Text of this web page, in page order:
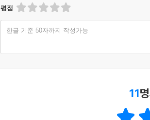
평점
한글 기준 50자까지 작성가능
11